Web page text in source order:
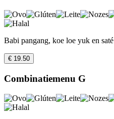
Babi pangang, koe loe yuk en saté
€ 19.50
Combinatiemenu G